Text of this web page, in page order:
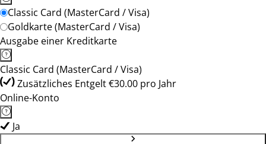
Classic Card (MasterCard / Visa)
Goldkarte (MasterCard / Visa)
Ausgabe einer Kreditkarte
Classic Card (MasterCard / Visa)
Zusätzliches Entgelt €30.00 pro Jahr
Online-Konto
Ja